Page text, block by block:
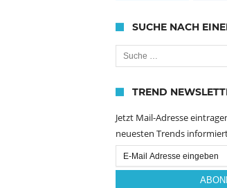
SUCHE NACH
Suche nach:
TREND
Jetzt Mail-Adresse
neuesten Trends
Email
Subscription